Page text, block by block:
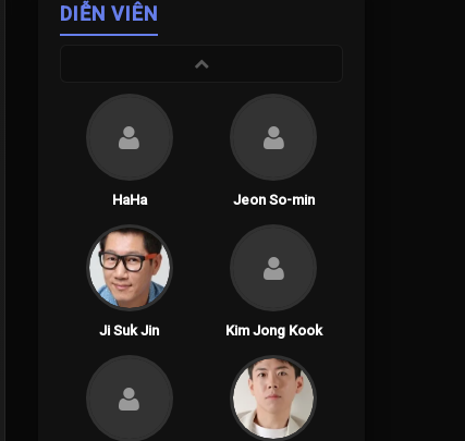
DIỄN VIÊN
HaHa Jeon So-min
Ji Suk Jin Kim Jong Kook